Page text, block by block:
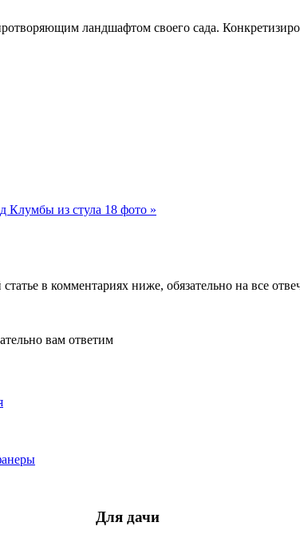
ландшафтом своего сада.
Клумбы из стула 18 фото »
в комментариях ниже, обязательно на все
вам ответим
Для дачи